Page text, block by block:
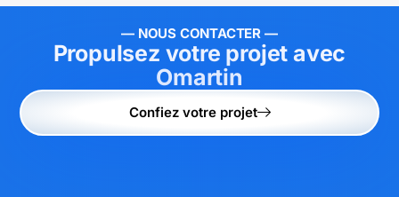
— NOUS CONTACTER —
Propulsez votre projet avec
Omartin
Confiez votre projet